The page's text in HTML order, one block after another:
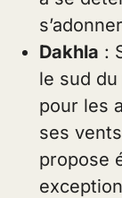
Dakhla :
le sud
pour les
ses
propose